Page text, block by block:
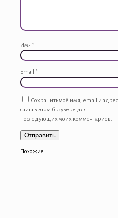
Имя *
Email *
Сохранить моё имя, email и адрес
сайта в этом браузере для
последующих моих комментариев.
Похожие